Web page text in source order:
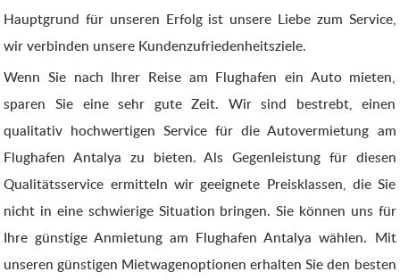
Hauptgrund für unseren Erfolg ist unsere Liebe zum Service,
wir verbinden unsere Kundenzufriedenheitsziele.
Wenn Sie nach Ihrer Reise am Flughafen ein Auto mieten,
sparen Sie eine sehr gute Zeit. Wir sind bestrebt, einen
qualitativ hochwertigen Service für die Autovermietung am
Flughafen Antalya zu bieten. Als Gegenleistung für diesen
Qualitätsservice ermitteln wir geeignete Preisklassen, die Sie
nicht in eine schwierige Situation bringen. Sie können uns für
Ihre günstige Anmietung am Flughafen Antalya wählen. Mit
unseren günstigen Mietwagenoptionen erhalten Sie den besten